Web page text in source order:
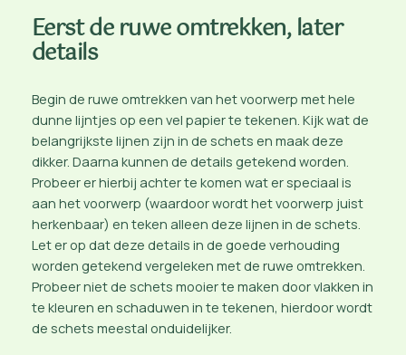
Eerst de ruwe omtrekken, later
details
Begin de ruwe omtrekken van het voorwerp met hele
dunne lijntjes op een vel papier te tekenen. Kijk wat de
belangrijkste lijnen zijn in de schets en maak deze
dikker. Daarna kunnen de details getekend worden.
Probeer er hierbij achter te komen wat er speciaal is
aan het voorwerp (waardoor wordt het voorwerp juist
herkenbaar) en teken alleen deze lijnen in de schets.
Let er op dat deze details in de goede verhouding
worden getekend vergeleken met de ruwe omtrekken.
Probeer niet de schets mooier te maken door vlakken in
te kleuren en schaduwen in te tekenen, hierdoor wordt
de schets meestal onduidelijker.